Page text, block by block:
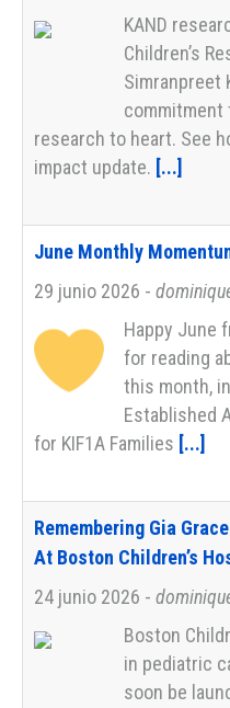
KAND
Children’s
Simranpreet
research to heart. See
impact update. [...]
June Monthly
29 junio 2026 -
Happy June
for reading
this month,
Established
for KIF1A Families [...]
Remembering Gia
At Boston Children’s
24 junio 2026 -
Boston
in pediatric
soon be